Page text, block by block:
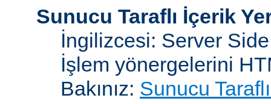
Sunucu Taraflı İçerik
İngilizcesi: Server
İşlem yönergelerini
Bakınız: Sunucu